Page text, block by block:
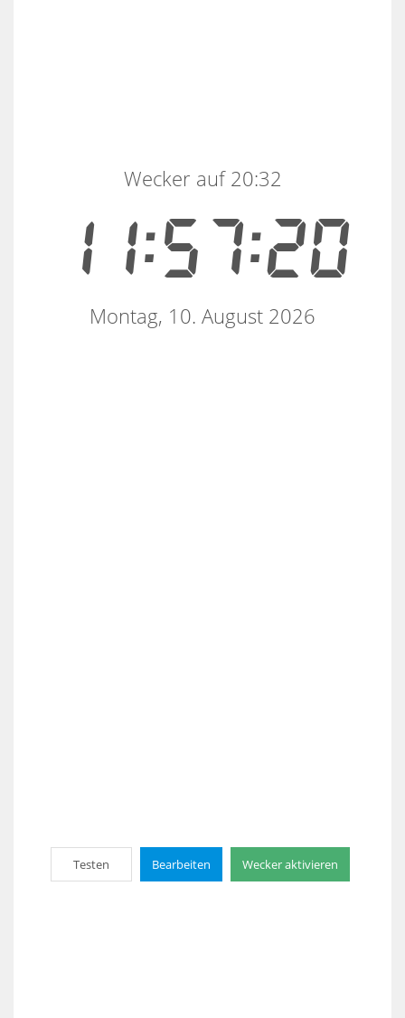
11:57:20
Wecker auf 20:32
Montag, 10. August 2026
Testen Bearbeiten Wecker aktivieren